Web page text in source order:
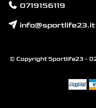
0719156119
info@sportlife23.it
© Copyright Sportlife23 -